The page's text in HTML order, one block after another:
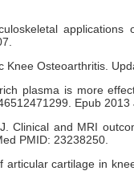
Osteoarthritis.
plasma is more
Epub 2013
Clinical and MRI
PMID: 23238250.
cartilage in